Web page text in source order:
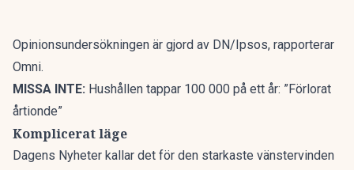
Opinionsundersökningen är gjord av DN/Ipsos, rapporterar
Omni.
MISSA INTE: Hushållen tappar 100 000 på ett år: ”Förlorat
årtionde”
Komplicerat läge
Dagens Nyheter kallar det för den starkaste vänstervinden